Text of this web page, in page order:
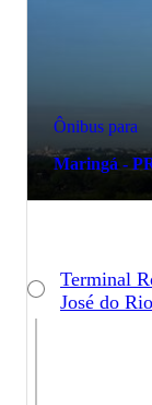
Ônibus para
Maringá -
Terminal
José do